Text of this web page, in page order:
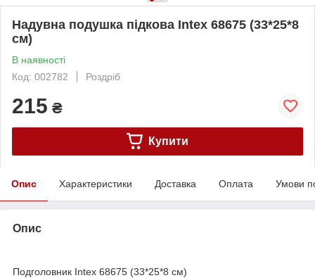
Надувна подушка підкова Intex 68675 (33*25*8
см)
В наявності
Код: 002782
Роздріб
215 ₴
Купити
Опис Характеристики Доставка Оплата Умови
Опис
Подголовник Intex 68675 (33*25*8 см)